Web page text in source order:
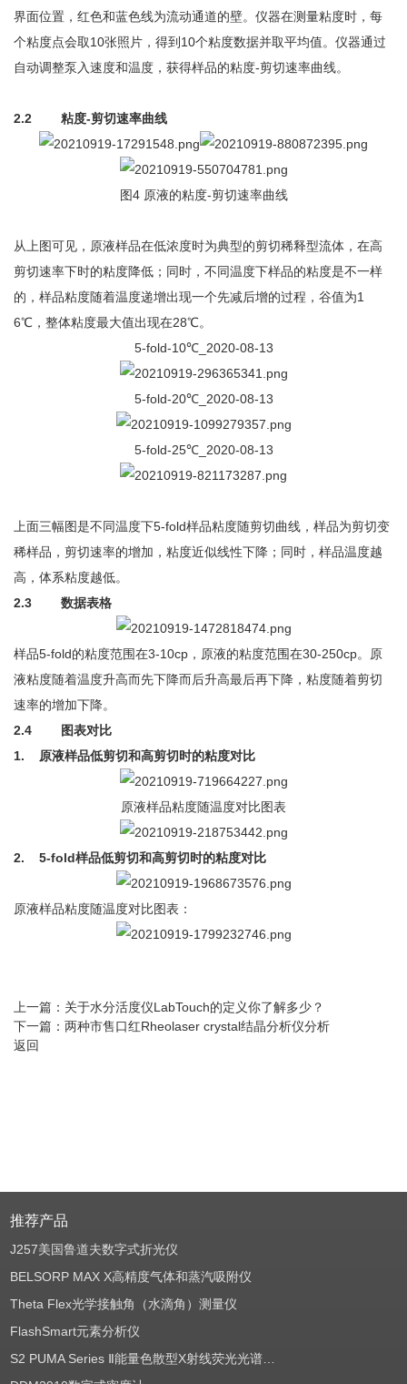
界面位置，红色和蓝色线为流动通道的壁。仪器在测量粘度时，每
个粘度点会取10张照片，得到10个粘度数据并取平均值。仪器通过
自动调整泵入速度和温度，获得样品的粘度-剪切速率曲线。
2.2 粘度-剪切速率曲线
图4 原液的粘度-剪切速率曲线
从上图可见，原液样品在低浓度时为典型的剪切稀释型流体，在高
剪切速率下时的粘度降低；同时，不同温度下样品的粘度是不一样
的，样品粘度随着温度递增出现一个先减后增的过程，谷值为1
6℃，整体粘度最大值出现在28℃。
5-fold-10℃_2020-08-13
5-fold-20℃_2020-08-13
5-fold-25℃_2020-08-13
上面三幅图是不同温度下5-fold样品粘度随剪切曲线，样品为剪切变
稀样品，剪切速率的增加，粘度近似线性下降；同时，样品温度越
高，体系粘度越低。
2.3 数据表格
样品5-fold的粘度范围在3-10cp，原液的粘度范围在30-250cp。原
液粘度随着温度升高而先下降而后升高最后再下降，粘度随着剪切
速率的增加下降。
2.4
图表对比
1. 原液样品低剪切和高剪切时的粘度对比
原液样品粘度随温度对比图表
2. 5-fold样品低剪切和高剪切时的粘度对比
原液样品粘度随温度对比图表：
上一篇： 关于水分活度仪LabTouch的定义你了解多少？
下一篇： 两种市售口红Rheolaser crystal结晶分析仪分析
返回
推荐产品
J257美国鲁道夫数字式折光仪
BELSORP MAX X高精度气体和蒸汽吸附仪
Theta Flex光学接触角（水滴角）测量仪
FlashSmart元素分析仪
S2 PUMA Series Ⅱ能量色散型X射线荧光光谱仪（EDXRF）